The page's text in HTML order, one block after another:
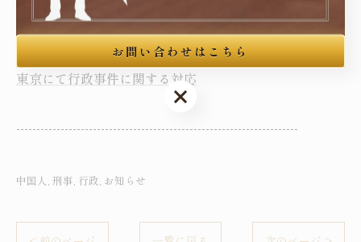
東京を中心に刑事事件の弁護
東京にて行政事件に関する対応
----------------------------------------------------------------------
中国人 刑事 行政 お知らせ
お問い合わせはこちら
お問い合わせはこちら